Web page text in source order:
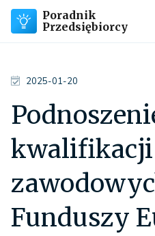
Poradnik
Przedsiębiorcy
2025-01-20
kwalifikacji
Funduszy